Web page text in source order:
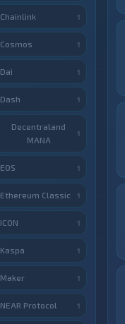
Chainlink 1
Cosmos 1
Dai 1
Dash 1
Decentraland
MANA
1
EOS 1
Ethereum Classic 1
ICON 1
Kaspa 1
Maker 1
NEAR Protocol 1